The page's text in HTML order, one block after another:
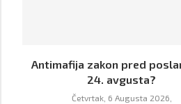
Antimafija zakon pred
24. avgusta?
Četvrtak, 6 Augusta 2026,